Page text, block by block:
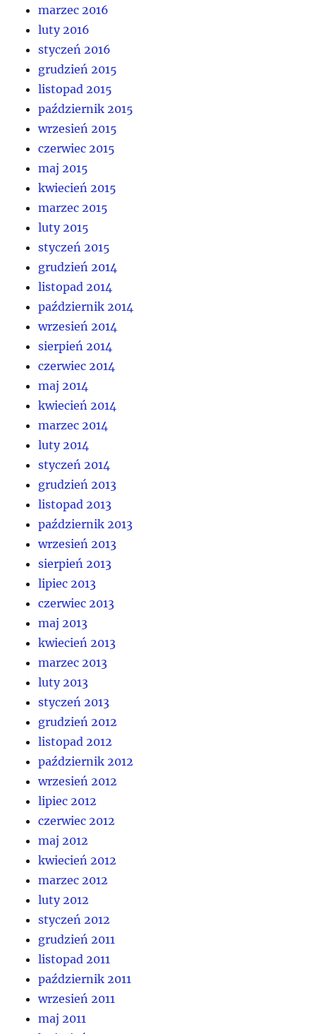
marzec 2016
luty 2016
styczeń 2016
grudzień 2015
listopad 2015
październik 2015
wrzesień 2015
czerwiec 2015
maj 2015
kwiecień 2015
marzec 2015
luty 2015
styczeń 2015
grudzień 2014
listopad 2014
październik 2014
wrzesień 2014
sierpień 2014
czerwiec 2014
maj 2014
kwiecień 2014
marzec 2014
luty 2014
styczeń 2014
grudzień 2013
listopad 2013
październik 2013
wrzesień 2013
sierpień 2013
lipiec 2013
czerwiec 2013
maj 2013
kwiecień 2013
marzec 2013
luty 2013
styczeń 2013
grudzień 2012
listopad 2012
październik 2012
wrzesień 2012
lipiec 2012
czerwiec 2012
maj 2012
kwiecień 2012
marzec 2012
luty 2012
styczeń 2012
grudzień 2011
listopad 2011
październik 2011
wrzesień 2011
maj 2011